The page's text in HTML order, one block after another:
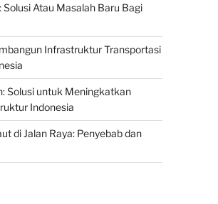
Solusi Atau Masalah Baru Bagi
Infrastruktur Transportasi
Solusi untuk Meningkatkan
Indonesia
di Jalan Raya: Penyebab dan